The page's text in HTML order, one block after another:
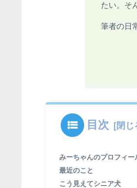
たい。そ
筆者の日
目次
みーちゃんのプロフィー
最近のこと
こう見えてシニア犬